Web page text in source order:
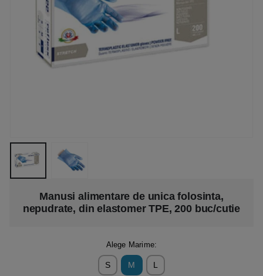
Manusi alimentare de unica folosinta,
nepudrate, din elastomer TPE, 200 buc/cutie
Alege Marime:
S M L